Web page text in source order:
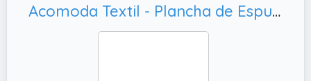
Acomoda Textil - Plancha de Espuma a Medida 23kg/m³. Pieza de Espuma de Alta Densidad y Firmeza para Tapizar, Colchones Manualidades (50x50x4)